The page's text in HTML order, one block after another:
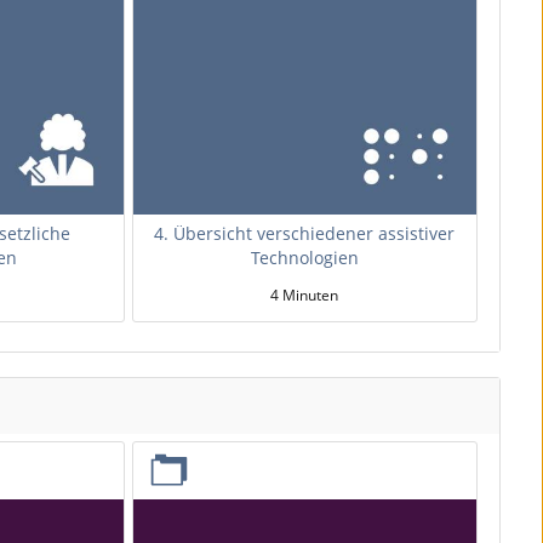
4. Übersicht verschiedener assistiver
Technologien
4 Minuten